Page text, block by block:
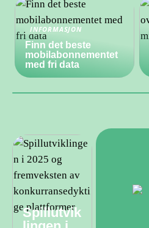
INFORMASJON
Finn det beste
mobilabonnementet
med fri data
Spillutvik